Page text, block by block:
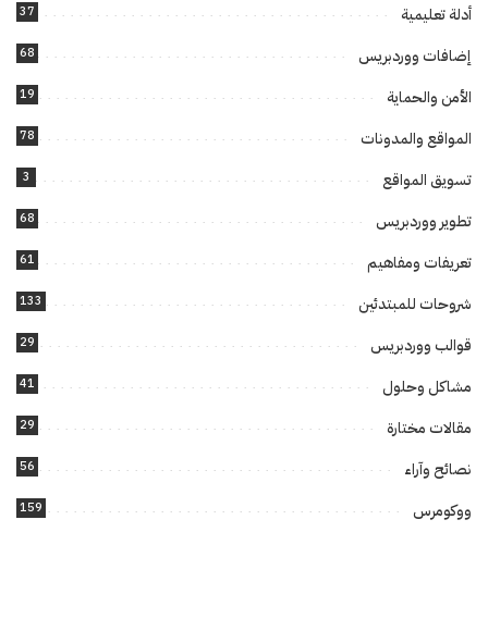
أدلة تعليمية 37
إضافات ووردبريس 68
الأمن والحماية 19
المواقع والمدونات 78
تسويق المواقع 3
تطوير ووردبريس 68
تعريفات ومفاهيم 61
شروحات للمبتدئين 133
قوالب ووردبريس 29
مشاكل وحلول 41
مقالات مختارة 29
نصائح وآراء 56
ووكومرس 159